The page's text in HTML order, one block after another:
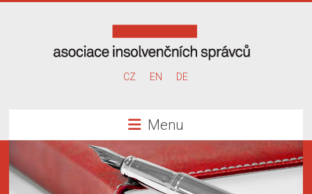
správců
CZ EN DE
Menu